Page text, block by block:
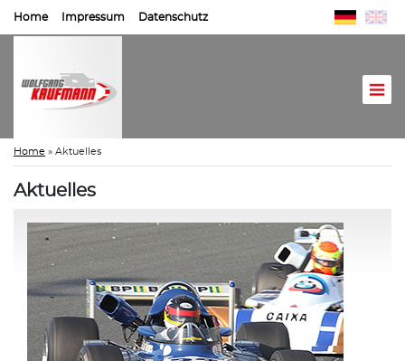
Home Impressum Datenschutz
Home » Aktuelles
Aktuelles